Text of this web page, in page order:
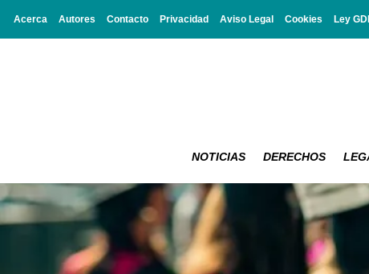
Acerca Autores Contacto Privacidad Aviso Legal Cookies Ley
NOTICIAS DERECHOS